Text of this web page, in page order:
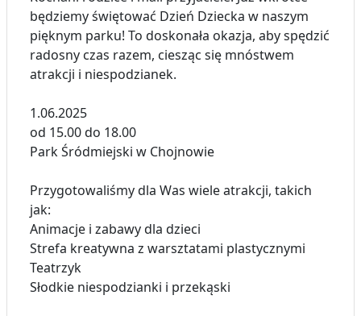
będziemy świętować Dzień Dziecka w naszym
pięknym parku! To doskonała okazja, aby spędzić
radosny czas razem, ciesząc się mnóstwem
atrakcji i niespodzianek.
1.06.2025
od 15.00 do 18.00
Park Śródmiejski w Chojnowie
Przygotowaliśmy dla Was wiele atrakcji, takich
jak:
Animacje i zabawy dla dzieci
Strefa kreatywna z warsztatami plastycznymi
Teatrzyk
Słodkie niespodzianki i przekąski